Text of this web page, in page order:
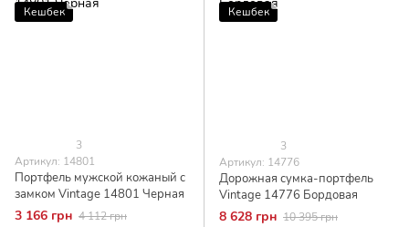
Кешбек
3
Артикул: 14801
Портфель мужской кожаный с
замком Vintage 14801 Черная
3 166 грн 4 112 грн
Кешбек
3
Артикул: 14776
Дорожная сумка-портфель
Vintage 14776 Бордовая
8 628 грн 10 395 грн